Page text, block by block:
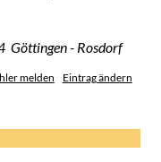
Göttingen - Rosdorf
melden Eintrag ändern